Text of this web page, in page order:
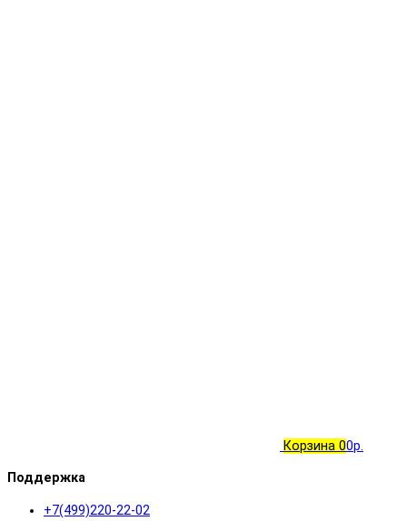
Корзина 00р.
Поддержка
+7(499)220-22-02